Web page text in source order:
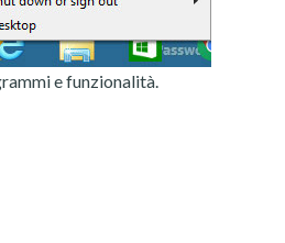
e funzionalità.